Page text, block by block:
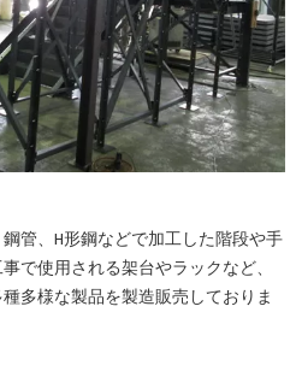
管、H形鋼などで加工した階段や手
で使用される架台やラックなど、
多様な製品を製造販売しておりま